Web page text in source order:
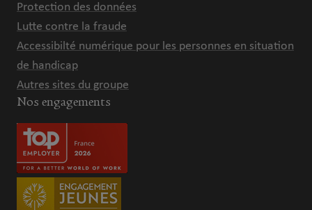
Protection des données
Lutte contre la fraude
Accessibilté numérique pour les personnes en situation
de handicap
Autres sites du groupe
Nos engagements